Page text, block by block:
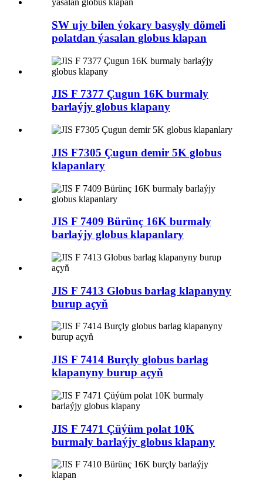
SW ujy bilen ýokary basyşly dömeli
polatdan ýasalan globus klapan
JIS F 7377 Çugun 16K burmaly
barlaýjy globus klapany
JIS F7305 Çugun demir 5K globus
klapanlary
JIS F 7409 Bürünç 16K burmaly
barlaýjy globus klapanlary
JIS F 7413 Globus barlag klapanyny
burup açyň
JIS F 7414 Burçly globus barlag
klapanyny burup açyň
JIS F 7471 Çüýüm polat 10K
burmaly barlaýjy globus klapany